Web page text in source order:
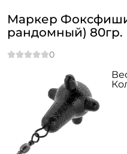
Маркер
рандомный) 80гр.